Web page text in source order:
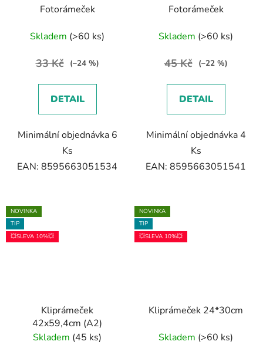
Fotorámeček
Skladem (>60 ks)
33 Kč (–24 %)
DETAIL
Minimální objednávka 6
Ks
EAN: 8595663051534
Fotorámeček
Skladem (>60 ks)
45 Kč (–22 %)
DETAIL
Minimální objednávka 4
Ks
EAN: 8595663051541
NOVINKA
TIP
💥SLEVA 10%💥
Kliprámeček
42x59,4cm (A2)
Skladem (45 ks)
NOVINKA
TIP
💥SLEVA 10%💥
Kliprámeček 24*30cm
Skladem (>60 ks)